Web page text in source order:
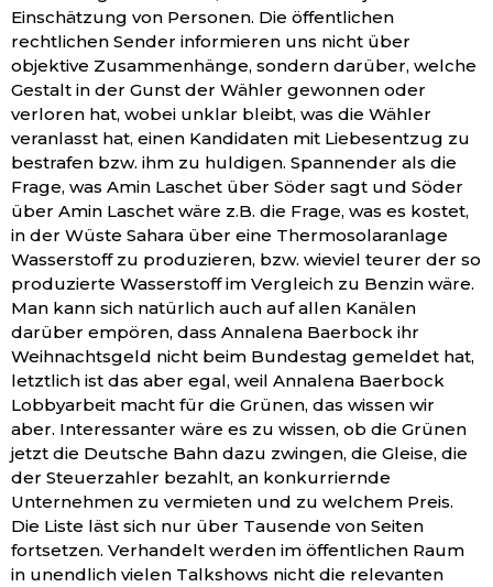
Einschätzung von Personen. Die öffentlichen
rechtlichen Sender informieren uns nicht über
objektive Zusammenhänge, sondern darüber, welche
Gestalt in der Gunst der Wähler gewonnen oder
verloren hat, wobei unklar bleibt, was die Wähler
veranlasst hat, einen Kandidaten mit Liebesentzug zu
bestrafen bzw. ihm zu huldigen. Spannender als die
Frage, was Amin Laschet über Söder sagt und Söder
über Amin Laschet wäre z.B. die Frage, was es kostet,
in der Wüste Sahara über eine Thermosolaranlage
Wasserstoff zu produzieren, bzw. wieviel teurer der so
produzierte Wasserstoff im Vergleich zu Benzin wäre.
Man kann sich natürlich auch auf allen Kanälen
darüber empören, dass Annalena Baerbock ihr
Weihnachtsgeld nicht beim Bundestag gemeldet hat,
letztlich ist das aber egal, weil Annalena Baerbock
Lobbyarbeit macht für die Grünen, das wissen wir
aber. Interessanter wäre es zu wissen, ob die Grünen
jetzt die Deutsche Bahn dazu zwingen, die Gleise, die
der Steuerzahler bezahlt, an konkurriernde
Unternehmen zu vermieten und zu welchem Preis.
Die Liste läst sich nur über Tausende von Seiten
fortsetzen. Verhandelt werden im öffentlichen Raum
in unendlich vielen Talkshows nicht die relevanten